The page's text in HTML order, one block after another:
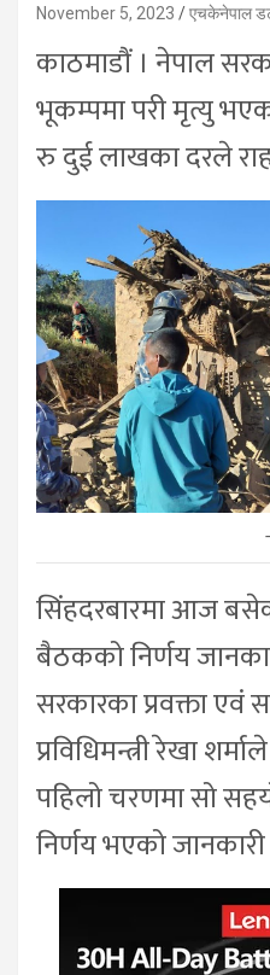
November 5, 2023 एचकेनेपाल
काठमाडौं । नेपाल
भूकम्पमा परी मृत्यु
रु दुई लाखका दरले
सिंहदरबारमा आज
बैठकको निर्णय
सरकारका प्रवक्ता एवं
प्रविधिमन्त्री रेखा
पहिलो चरणमा सो
निर्णय भएको जानकारी